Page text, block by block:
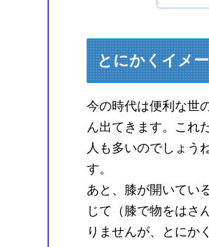
とにかくイメ
今の時代は便利な世
ん出てきます。これ
人も多いのでしょう
す。
あと、膝が開いてい
じて（膝で物をはさ
りませんが、とにか